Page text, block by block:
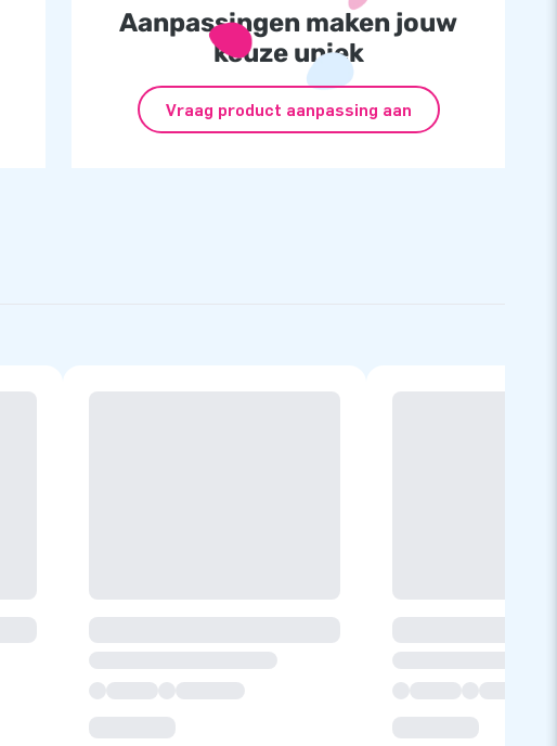
Aanpassingen maken jouw
keuze uniek
Vraag product aanpassing aan